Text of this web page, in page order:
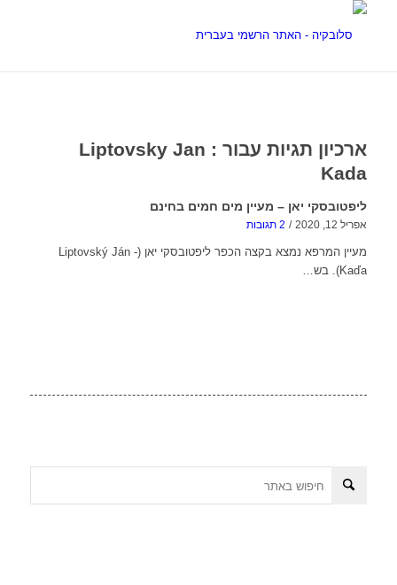
ארכיון תגיות עבור : Liptovsky Jan
Kada
ליפטובסקי יאן – מעיין מים חמים בחינם
אפריל 12, 2020 / 2 תגובות
מעיין המרפא נמצא בקצה הכפר ליפטובסקי יאן (Liptovský Ján -
Kaďa). בש…